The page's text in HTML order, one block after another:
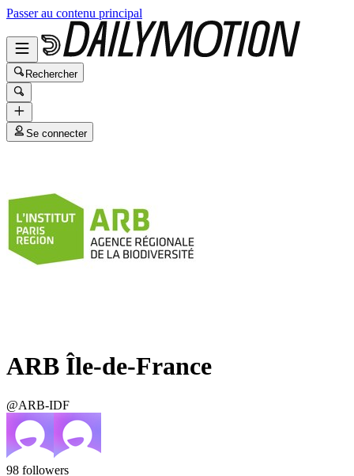
Passer au contenu principal
Rechercher
Se connecter
ARB Île-de-France
@ARB-IDF
98 followers